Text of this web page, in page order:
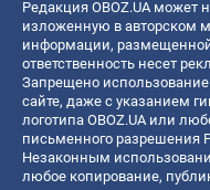
Редакция OBOZ.UA может
изложенную в авторском
информации,
ответственность несет
Запрещено
сайте, даже с указанием
логотипа OBOZ.UA или
письменного разрешения
Незаконным
любое копирование,